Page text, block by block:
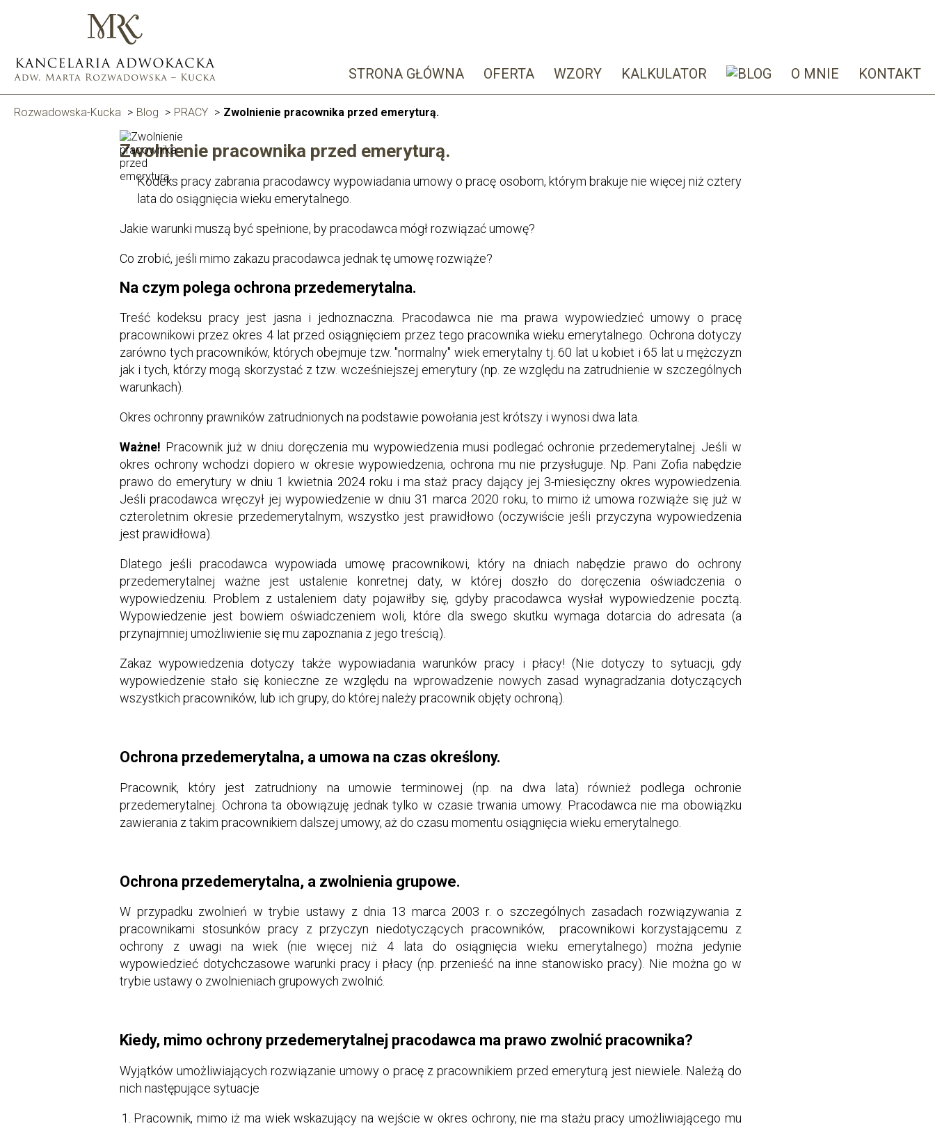
STRONA GŁÓWNA OFERTA WZORY KALKULATOR O MNIE KONTAKT
Rozwadowska-Kucka > Blog > PRACY > Zwolnienie pracownika przed emeryturą.
Zwolnienie pracownika przed emeryturą.
Kodeks pracy zabrania pracodawcy wypowiadania umowy o pracę osobom, którym brakuje nie więcej niż cztery
lata do osiągnięcia wieku emerytalnego.
Jakie warunki muszą być spełnione, by pracodawca mógł rozwiązać umowę?
Co zrobić, jeśli mimo zakazu pracodawca jednak tę umowę rozwiąże?
Na czym polega ochrona przedemerytalna.
Treść kodeksu pracy jest jasna i jednoznaczna. Pracodawca nie ma prawa wypowiedzieć umowy o pracę
pracownikowi przez okres 4 lat przed osiągnięciem przez tego pracownika wieku emerytalnego. Ochrona dotyczy
zarówno tych pracowników, których obejmuje tzw. "normalny" wiek emerytalny tj. 60 lat u kobiet i 65 lat u mężczyzn
jak i tych, którzy mogą skorzystać z tzw. wcześniejszej emerytury (np. ze względu na zatrudnienie w szczególnych
warunkach).
Okres ochronny prawników zatrudnionych na podstawie powołania jest krótszy i wynosi dwa lata.
Ważne! Pracownik już w dniu doręczenia mu wypowiedzenia musi podlegać ochronie przedemerytalnej. Jeśli w
okres ochrony wchodzi dopiero w okresie wypowiedzenia, ochrona mu nie przysługuje. Np. Pani Zofia nabędzie
prawo do emerytury w dniu 1 kwietnia 2024 roku i ma staż pracy dający jej 3-miesięczny okres wypowiedzenia.
Jeśli pracodawca wręczył jej wypowiedzenie w dniu 31 marca 2020 roku, to mimo iż umowa rozwiąże się już w
czteroletnim okresie przedemerytalnym, wszystko jest prawidłowo (oczywiście jeśli przyczyna wypowiedzenia
jest prawidłowa).
Dlatego jeśli pracodawca wypowiada umowę pracownikowi, który na dniach nabędzie prawo do ochrony
przedemerytalnej ważne jest ustalenie konretnej daty, w której doszło do doręczenia oświadczenia o
wypowiedzeniu. Problem z ustaleniem daty pojawiłby się, gdyby pracodawca wysłał wypowiedzenie pocztą.
Wypowiedzenie jest bowiem oświadczeniem woli, które dla swego skutku wymaga dotarcia do adresata (a
przynajmniej umożliwienie się mu zapoznania z jego treścią).
Zakaz wypowiedzenia dotyczy także wypowiadania warunków pracy i płacy! (Nie dotyczy to sytuacji, gdy
wypowiedzenie stało się konieczne ze względu na wprowadzenie nowych zasad wynagradzania dotyczących
wszystkich pracowników, lub ich grupy, do której należy pracownik objęty ochroną).
Ochrona przedemerytalna, a umowa na czas określony.
Pracownik, który jest zatrudniony na umowie terminowej (np. na dwa lata) również podlega ochronie
przedemerytalnej. Ochrona ta obowiązuję jednak tylko w czasie trwania umowy. Pracodawca nie ma obowiązku
zawierania z takim pracownikiem dalszej umowy, aż do czasu momentu osiągnięcia wieku emerytalnego.
Ochrona przedemerytalna, a zwolnienia grupowe.
W przypadku zwolnień w trybie ustawy z dnia 13 marca 2003 r. o szczególnych zasadach rozwiązywania z
pracownikami stosunków pracy z przyczyn niedotyczących pracowników, pracownikowi korzystającemu z
ochrony z uwagi na wiek (nie więcej niż 4 lata do osiągnięcia wieku emerytalnego) można jedynie
wypowiedzieć dotychczasowe warunki pracy i płacy (np. przenieść na inne stanowisko pracy). Nie można go w
trybie ustawy o zwolnieniach grupowych zwolnić.
Kiedy, mimo ochrony przedemerytalnej pracodawca ma prawo zwolnić pracownika?
Wyjątków umożliwiających rozwiązanie umowy o pracę z pracownikiem przed emeryturą jest niewiele. Należą do
nich następujące sytuacje
Pracownik, mimo iż ma wiek wskazujący na wejście w okres ochrony, nie ma stażu pracy umożliwiającego mu